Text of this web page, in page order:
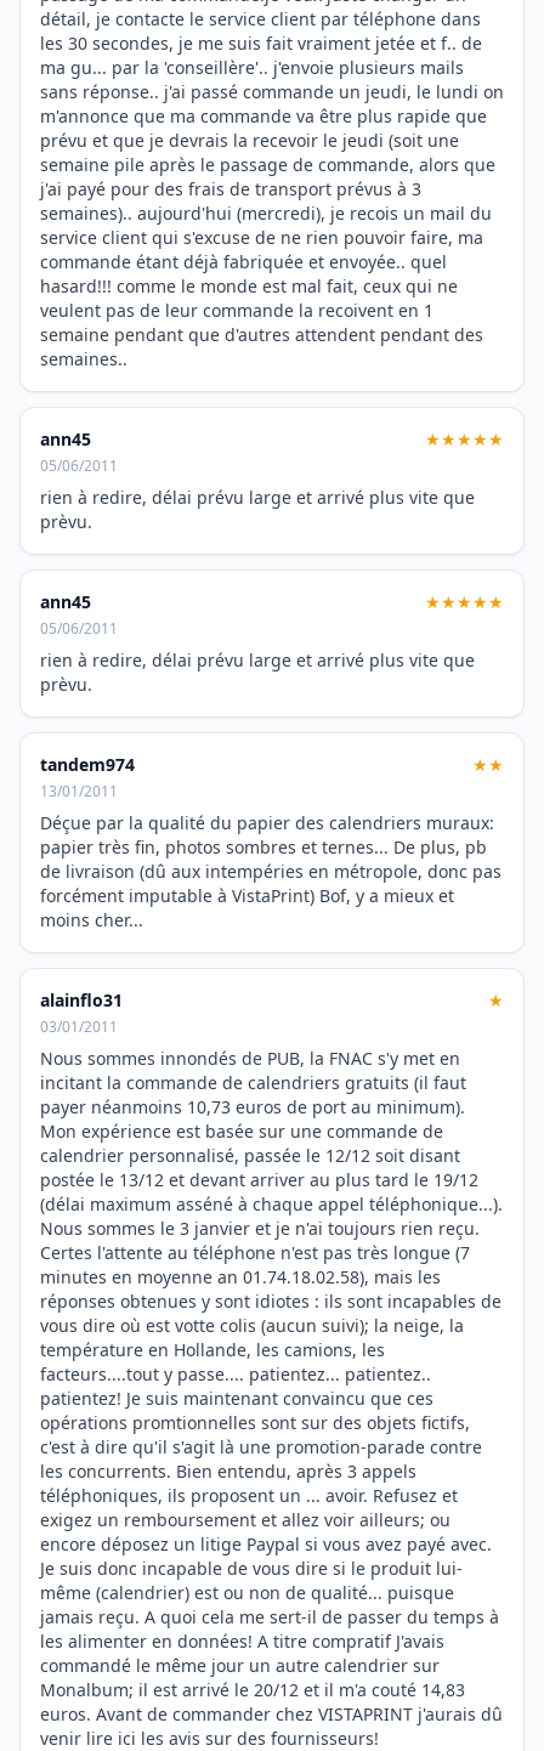
détail, je contacte le service client par téléphone dans
les 30 secondes, je me suis fait vraiment jetée et f.. de
ma gu... par la 'conseillère'.. j'envoie plusieurs mails
sans réponse.. j'ai passé commande un jeudi, le lundi on
m'annonce que ma commande va être plus rapide que
prévu et que je devrais la recevoir le jeudi (soit une
semaine pile après le passage de commande, alors que
j'ai payé pour des frais de transport prévus à 3
semaines).. aujourd'hui (mercredi), je recois un mail du
service client qui s'excuse de ne rien pouvoir faire, ma
commande étant déjà fabriquée et envoyée.. quel
hasard!!! comme le monde est mal fait, ceux qui ne
veulent pas de leur commande la recoivent en 1
semaine pendant que d'autres attendent pendant des
semaines..
ann45 ★★★★★
05/06/2011
rien à redire, délai prévu large et arrivé plus vite que
prèvu.
ann45 ★★★★★
05/06/2011
rien à redire, délai prévu large et arrivé plus vite que
prèvu.
tandem974 ★★
13/01/2011
Déçue par la qualité du papier des calendriers muraux:
papier très fin, photos sombres et ternes... De plus, pb
de livraison (dû aux intempéries en métropole, donc pas
forcément imputable à VistaPrint) Bof, y a mieux et
moins cher...
alainflo31 ★
03/01/2011
Nous sommes innondés de PUB, la FNAC s'y met en
incitant la commande de calendriers gratuits (il faut
payer néanmoins 10,73 euros de port au minimum).
Mon expérience est basée sur une commande de
calendrier personnalisé, passée le 12/12 soit disant
postée le 13/12 et devant arriver au plus tard le 19/12
(délai maximum asséné à chaque appel téléphonique...).
Nous sommes le 3 janvier et je n'ai toujours rien reçu.
Certes l'attente au téléphone n'est pas très longue (7
minutes en moyenne an 01.74.18.02.58), mais les
réponses obtenues y sont idiotes : ils sont incapables de
vous dire où est votte colis (aucun suivi); la neige, la
température en Hollande, les camions, les
facteurs....tout y passe.... patientez... patientez..
patientez! Je suis maintenant convaincu que ces
opérations promtionnelles sont sur des objets fictifs,
c'est à dire qu'il s'agit là une promotion-parade contre
les concurrents. Bien entendu, après 3 appels
téléphoniques, ils proposent un ... avoir. Refusez et
exigez un remboursement et allez voir ailleurs; ou
encore déposez un litige Paypal si vous avez payé avec.
Je suis donc incapable de vous dire si le produit lui-
même (calendrier) est ou non de qualité... puisque
jamais reçu. A quoi cela me sert-il de passer du temps à
les alimenter en données! A titre compratif J'avais
commandé le même jour un autre calendrier sur
Monalbum; il est arrivé le 20/12 et il m'a couté 14,83
euros. Avant de commander chez VISTAPRINT j'aurais dû
venir lire ici les avis sur des fournisseurs!